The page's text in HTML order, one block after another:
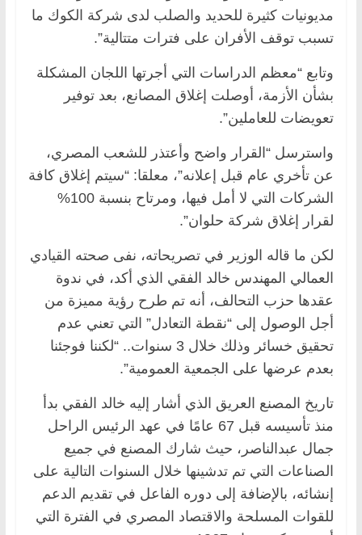
مديونيات كثيرة للحديد والصلب لدى شركة الكوك ما
تسبب توقف الأفران على فترات متتالية”.
وتابع “معظم الدراسات التي أجرتها اللجان المشكلة
بشأن الأزمة، أوصلت إغلاق المصانع، بعد توفير
تعويضات للعاملين”.
واسترسل “القرار واضح وأعتذر للشعب المصري،
عن تأخري عام قبل إعلانه”، معلقا: “سيتم إغلاق كافة
الشركات التي لا أمل فيها، ومرتاح بنسبة 100%
لقرار إغلاق شركة حلوان”.
لكن ما قاله الوزير في تصريحاته، نفى صحته القيادي
العمالي المهندس خالد الفقي الذي أكد، في ندوة
عقدها حزب التحالف، أنه تم طرح رؤية مميزة من
أجل الوصول إلى “نقطة التعادل” التي تعني عدم
تحقيق خسائر وذلك خلال 3 سنوات.. “لكننا فوجئنا
بعدم عرضها على الجمعية العمومية”.
تاريخ المصنع العريق الذي أشار إليه خالد الفقي بدأ
منذ تأسيسه قبل 67 عامًا في عهد الرئيس الراحل
جمال عبدالناصر، حيث شارك المصنع في جميع
الصناعات التي تم تدشينها خلال السنوات التالية على
إنشائه، بالإضافة إلى دوره الفاعل في تقديم الدعم
للقوات المسلحة والاقتصاد المصري في الفترة التي